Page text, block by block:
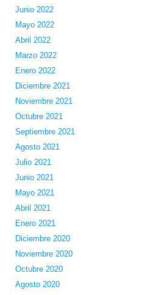
Junio 2022
Mayo 2022
Abril 2022
Marzo 2022
Enero 2022
Diciembre 2021
Noviembre 2021
Octubre 2021
Septiembre 2021
Agosto 2021
Julio 2021
Junio 2021
Mayo 2021
Abril 2021
Enero 2021
Diciembre 2020
Noviembre 2020
Octubre 2020
Agosto 2020